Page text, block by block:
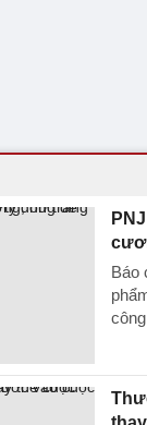
Báo